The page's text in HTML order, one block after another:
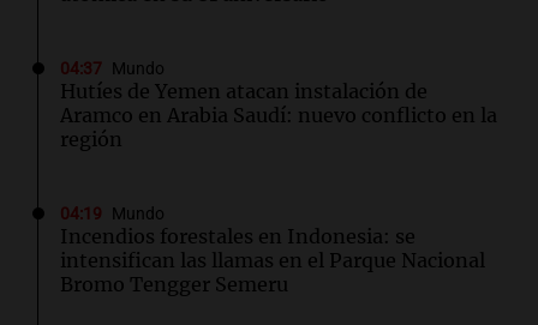
04:37 Mundo
Hutíes de Yemen atacan instalación de
Aramco en Arabia Saudí: nuevo conflicto en la
región
04:19 Mundo
Incendios forestales en Indonesia: se
intensifican las llamas en el Parque Nacional
Bromo Tengger Semeru